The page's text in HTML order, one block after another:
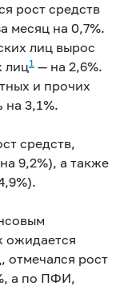
рост средств
месяц на 0,7%.
лиц вырос
лиц1 — на 2,6%.
и прочих
на 3,1%.
средств,
9,2%), а также
ожидается
отмечался рост
а по ПФИ,